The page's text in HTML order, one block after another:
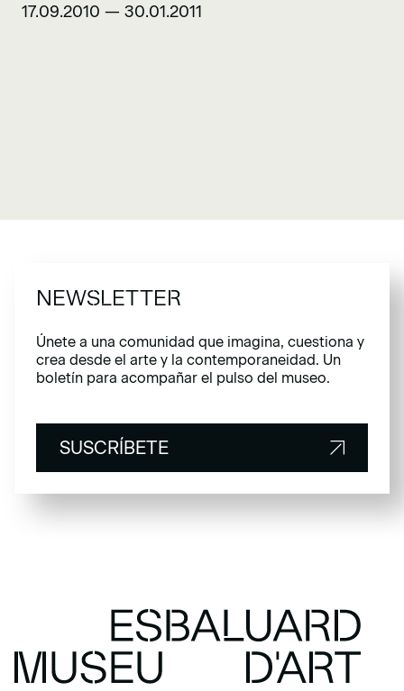
17.09.2010 — 30.01.2011
NEWSLETTER
Únete a una comunidad que imagina, cuestiona y
crea desde el arte y la contemporaneidad. Un
boletín para acompañar el pulso del museo.
SUSCRÍBETE
SUSCRÍBETE